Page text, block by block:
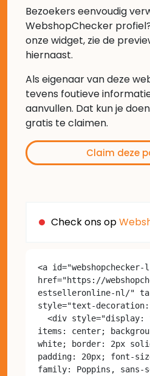
Bezoekers eenvoudig
WebshopChecker
onze widget, zie de
hiernaast.
Als eigenaar van deze
tevens foutieve
aanvullen. Dat kun je
gratis te claimen.
Claim deze
Check ons op
<a
href="https://
estselleronline-nl/"
style="text-decoration:
items: center;
white; border: 2px
padding: 20px; font-
family: Poppins,